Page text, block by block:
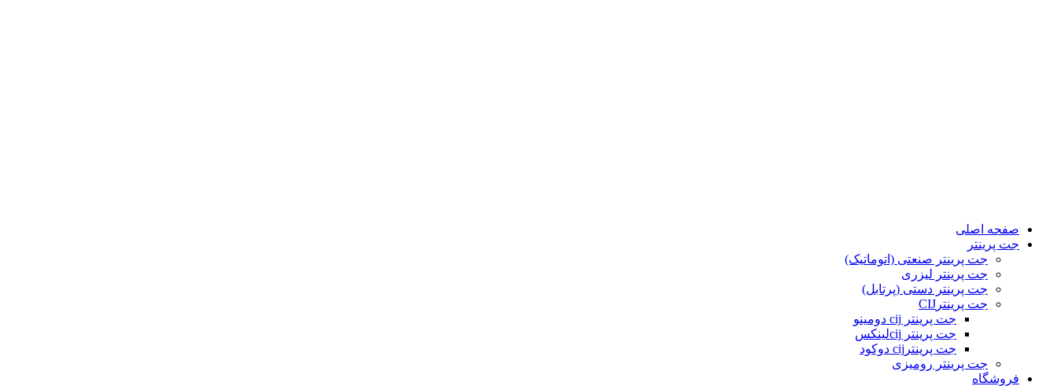
صفحه اصلی
جت پرینتر
جت پرینتر صنعتی (اتوماتیک)
جت پرینتر لیزری
جت پرینتر دستی (پرتابل)
جت پرینترCIJ
جت پرینتر cij دومینو
جت پرینتر cijلینکس
جت پرینترcij دوکود
جت پرینتر رومیزی
فروشگاه